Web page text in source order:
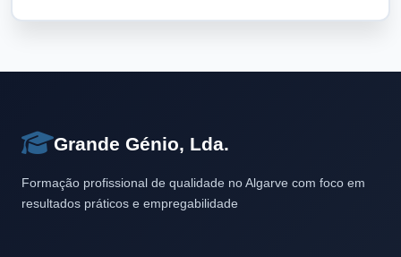
Grande Génio, Lda.
Formação profissional de qualidade no Algarve com foco em
resultados práticos e empregabilidade